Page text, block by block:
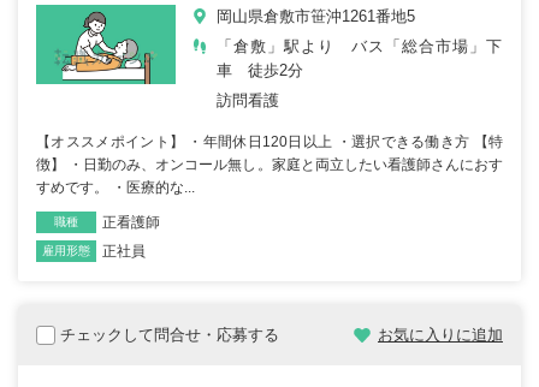
岡山県倉敷市笹沖1261番地5
「倉敷」駅より バス「総合市場」下
車 徒歩2分
訪問看護
【オススメポイント】 ・年間休日120日以上 ・選択できる働き方 【特
徴】 ・日勤のみ、オンコール無し。家庭と両立したい看護師さんにおす
すめです。 ・医療的な...
職種 正看護師
雇用形態 正社員
チェックして問合せ・応募する お気に入りに追加